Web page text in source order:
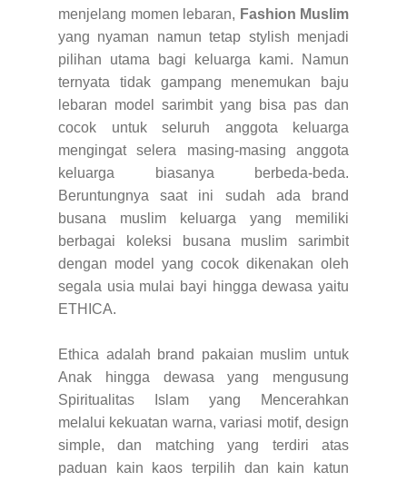
menjelang momen lebaran, Fashion Muslim
yang nyaman namun tetap stylish menjadi
pilihan utama bagi keluarga kami. Namun
ternyata tidak gampang menemukan baju
lebaran model sarimbit yang bisa pas dan
cocok untuk seluruh anggota keluarga
mengingat selera masing-masing anggota
keluarga biasanya berbeda-beda.
Beruntungnya saat ini sudah ada brand
busana muslim keluarga yang memiliki
berbagai koleksi busana muslim sarimbit
dengan model yang cocok dikenakan oleh
segala usia mulai bayi hingga dewasa yaitu
ETHICA.
Ethica adalah brand pakaian muslim untuk
Anak hingga dewasa yang mengusung
Spiritualitas Islam yang Mencerahkan
melalui kekuatan warna, variasi motif, design
simple, dan matching yang terdiri atas
paduan kain kaos terpilih dan kain katun